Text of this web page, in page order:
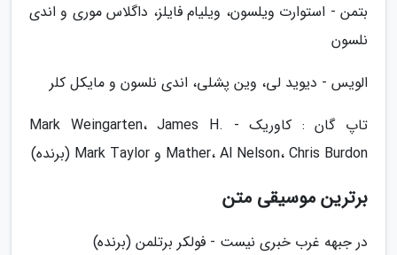
بتمن - استوارت ویلسون، ویلیام فایلز، داگلاس موری و اندی
نلسون
الویس - دیوید لی، وین پشلی، اندی نلسون و مایکل کلر
تاپ گان : کاوریک - Mark Weingarten، James H.
Mather، Al Nelson، Chris Burdon و Mark Taylor (برنده)
برترین موسیقی متن
در جبهه غرب خبری نیست - فولکر برتلمن (برنده)